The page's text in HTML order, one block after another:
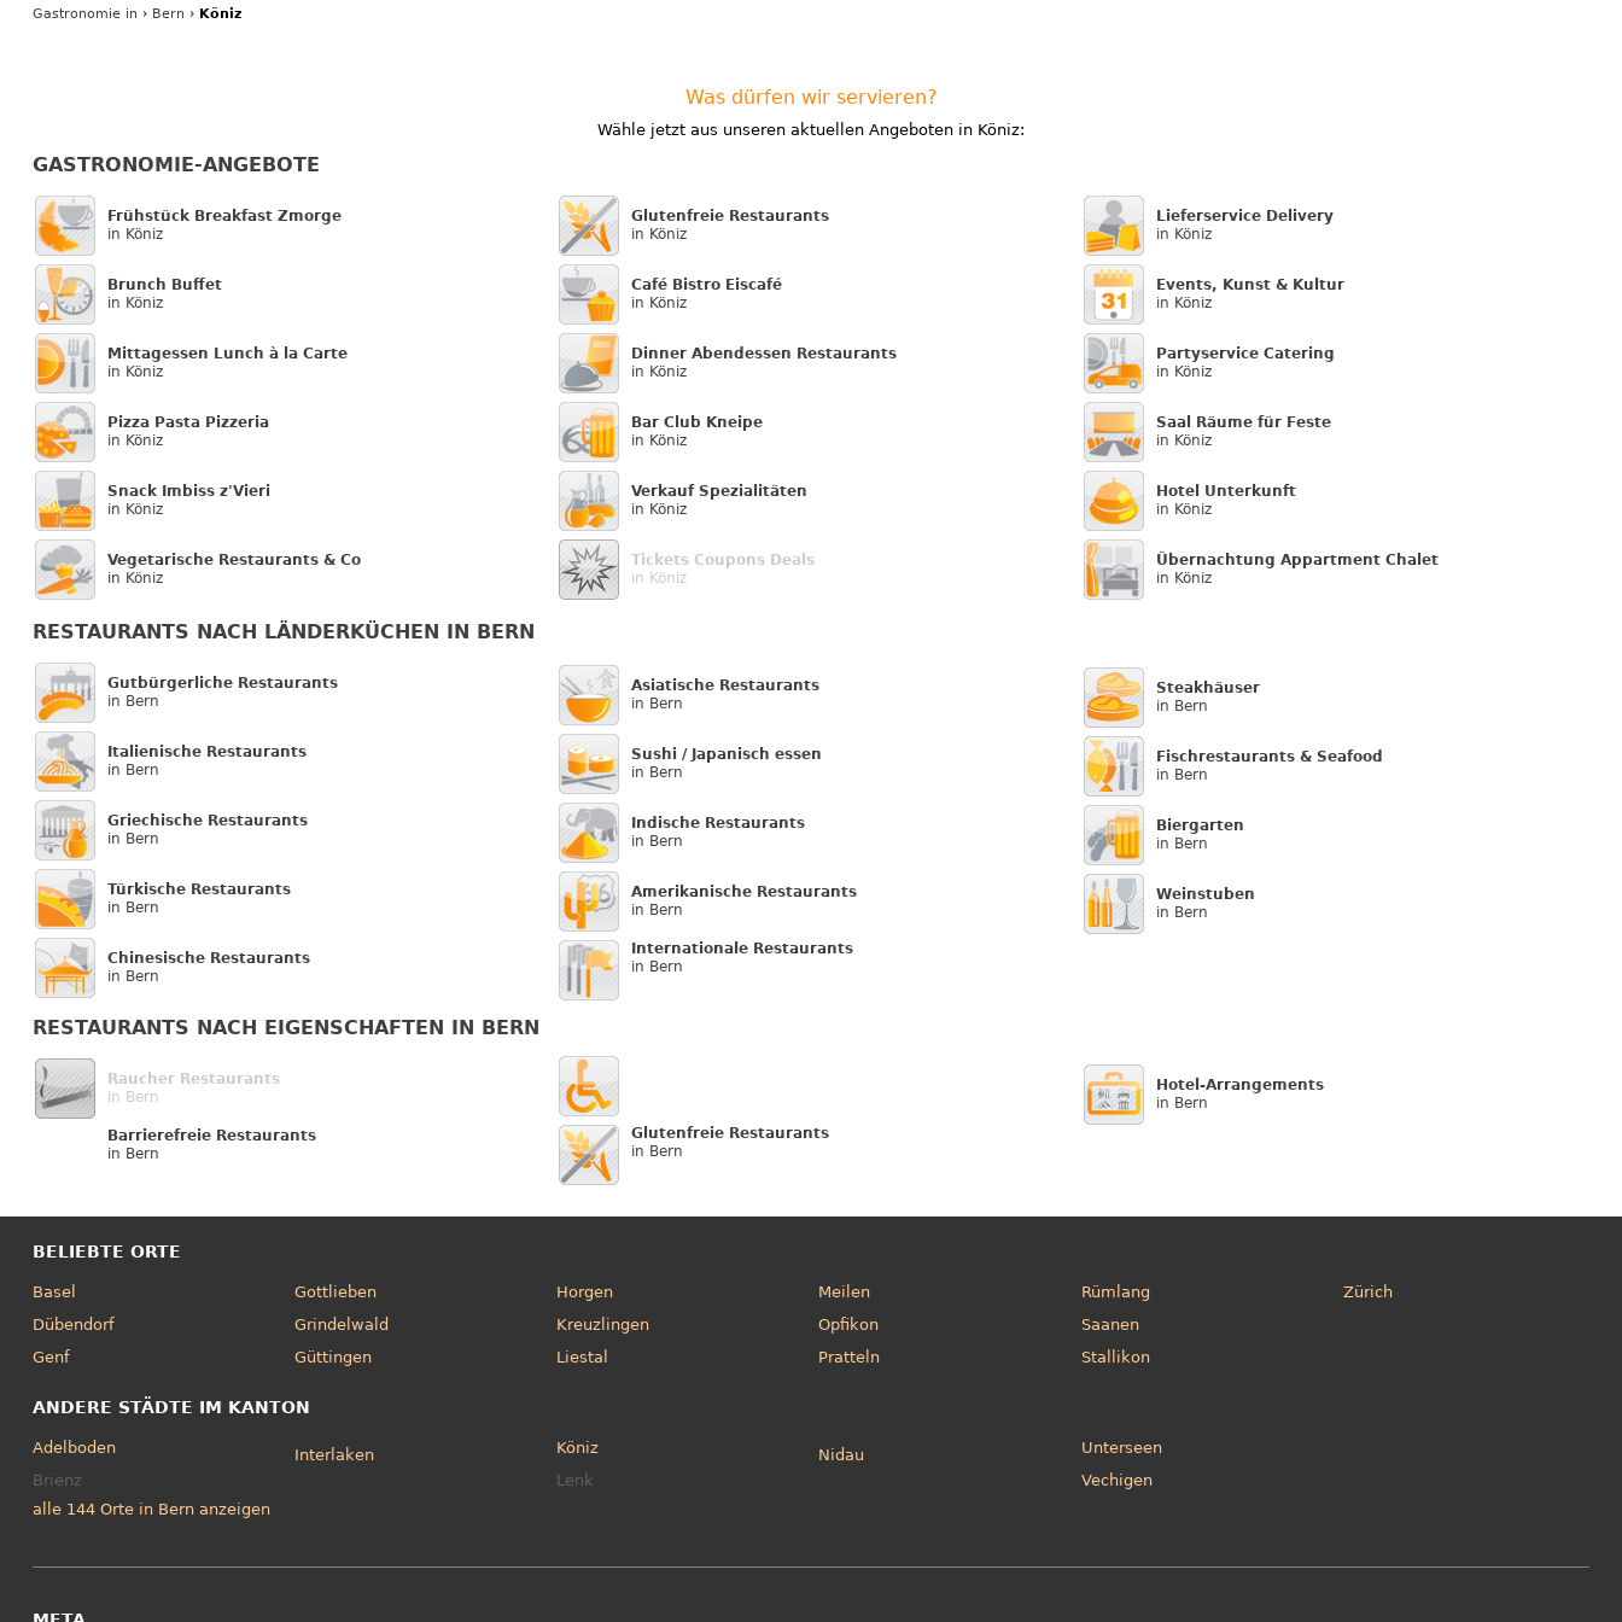
Gastronomiein › Bern › Köniz
Was dürfen wir servieren?
Wähle jetzt aus unseren aktuellen Angeboten in Köniz:
GASTRONOMIE-ANGEBOTE
Frühstück Breakfast Zmorge
in Köniz
Brunch Buffet
in Köniz
Mittagessen Lunch à la Carte
in Köniz
Pizza Pasta Pizzeria
in Köniz
Snack Imbiss z'Vieri
in Köniz
Vegetarische Restaurants & Co
in Köniz
Glutenfreie Restaurants
in Köniz
Café Bistro Eiscafé
in Köniz
Dinner Abendessen Restaurants
in Köniz
Bar Club Kneipe
in Köniz
Verkauf Speziali­täten
in Köniz
Tickets Coupons Deals
in Köniz
Lieferservice Delivery
in Köniz
Events, Kunst & Kultur
in Köniz
Partyservice Catering
in Köniz
Saal Räume für Feste
in Köniz
Hotel Unterkunft
in Köniz
Übernachtung Appartment Chalet
in Köniz
RESTAURANTS NACH LÄNDERKÜCHEN IN BERN
Gutbürgerliche Restaurants
in Bern
Italienische Restaurants
in Bern
Griechische Restaurants
in Bern
Türkische Restaurants
in Bern
Chinesische Restaurants
in Bern
Asiatische Restaurants
in Bern
Sushi / Japanisch essen
in Bern
Indische Restaurants
in Bern
Amerikanische Restaurants
in Bern
Internationale Restaurants
in Bern
Steakhäuser
in Bern
Fischrestaurants & Seafood
in Bern
Biergarten
in Bern
Weinstuben
in Bern
RESTAURANTS NACH EIGENSCHAFTEN IN BERN
Raucher Restaurants
in Bern
Barrierefreie Restaurants
in Bern
Glutenfreie Restaurants
in Bern
Hotel-Arrangements
in Bern
BELIEBTE ORTE
Basel
Dübendorf
Genf
Gottlieben
Grindelwald
Güttingen
Horgen
Kreuzlingen
Liestal
Meilen
Opfikon
Pratteln
Rümlang
Saanen
Stallikon
Zürich
ANDERE STÄDTE IM KANTON
Adelboden
Brienz
Interlaken
Köniz
Lenk
Nidau
Unterseen
Vechigen
alle 144 Orte in Bern anzeigen